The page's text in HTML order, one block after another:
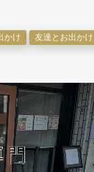
かけ
友達とお出かけ